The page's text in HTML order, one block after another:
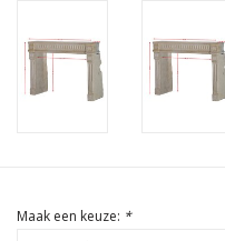
Maak een keuze: *